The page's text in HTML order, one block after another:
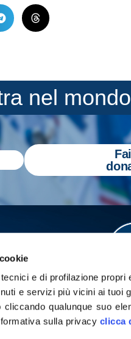
e di profilazione
e servizi più vicini ai tuoi
cliccando qualunque suo
sulla privacy clicca
nel
Gazzetta Tricolore